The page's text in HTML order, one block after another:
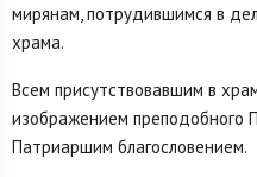
мирянам, потрудившимся в
храма.
Всем присутствовавшим в
изображением преподобного
Патриаршим благословением.